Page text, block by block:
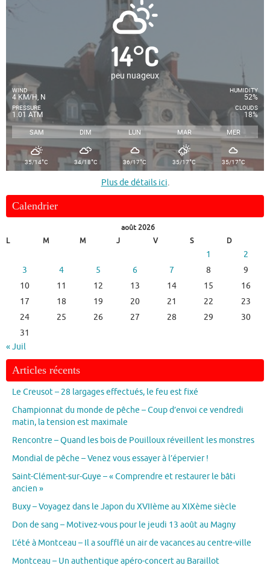
14°C
peu nuageux
WIND
4 KM/H, N
PRESSURE
1.01 ATM
HUMIDITY
52%
CLOUDS
18%
SAM DIM LUN MAR MER
35/14°C 34/18°C 36/17°C 35/17°C 35/17°C
Plus de détails ici.
Calendrier
août 2026
L
M M J V S D
1
2
3
4 5 6 7 8
9
10
11 12 13 14 15
16
17
18 19 20 21 22
23
24
25 26 27 28 29
30
31
« Juil
Articles récents
Le Creusot – 28 largages effectués, le feu est fixé
Championnat du monde de pêche – Coup d’envoi ce vendredi
matin, la tension est maximale
Rencontre – Quand les bois de Pouilloux réveillent les monstres
Mondial de pêche – Venez vous essayer à l’épervier !
Saint-Clément-sur-Guye – « Comprendre et restaurer le bâti
ancien »
Buxy – Voyagez dans le Japon du XVIIème au XIXème siècle
Don de sang – Motivez-vous pour le jeudi 13 août au Magny
L’été à Montceau – Il a soufflé un air de vacances au centre-ville
Montceau – Un authentique apéro-concert au Baraillot